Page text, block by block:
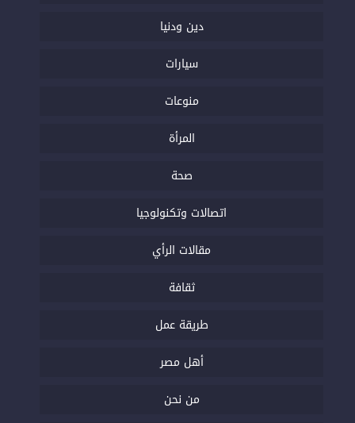
دين ودنيا
سيارات
منوعات
المرأة
صحة
اتصالات وتكنولوجيا
مقالات الرأي
ثقافة
طريقة عمل
أهل مصر
من نحن